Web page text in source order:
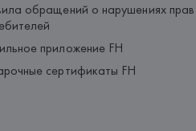
обращений о нарушениях прав
приложение FH
сертификаты FH